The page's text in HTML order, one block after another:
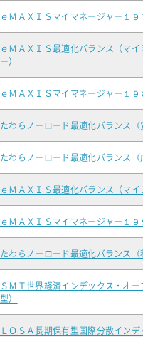
ｅＭＡＸＩＳマイマネージャー１９
ｅＭＡＸＩＳ最適化バランス（マ
ー）
ｅＭＡＸＩＳマイマネージャー１９
たわらノーロード最適化バランス（
たわらノーロード最適化バランス（
ｅＭＡＸＩＳ最適化バランス（マイ
ｅＭＡＸＩＳマイマネージャー１９
たわらノーロード最適化バランス（
ＳＭＴ世界経済インデックス・オ
型）
ＬＯＳＡ長期保有型国際分散イン